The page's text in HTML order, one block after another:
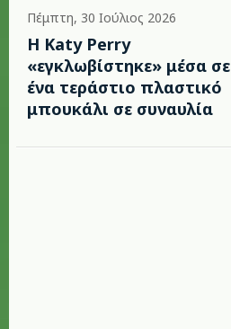
Πέμπτη, 30 Ιούλιος 2026
H Katy Perry
«εγκλωβίστηκε» μέσα σε
ένα τεράστιο πλαστικό
μπουκάλι σε συναυλία